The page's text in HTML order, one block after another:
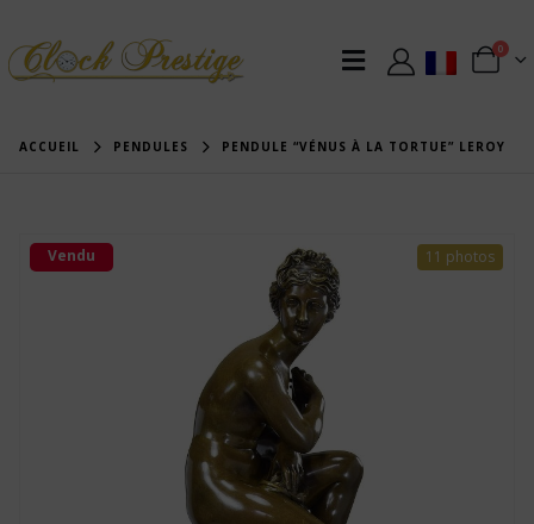
0
ACCUEIL PENDULES PENDULE “VÉNUS À LA TORTUE” LEROY
11 photos
Vendu